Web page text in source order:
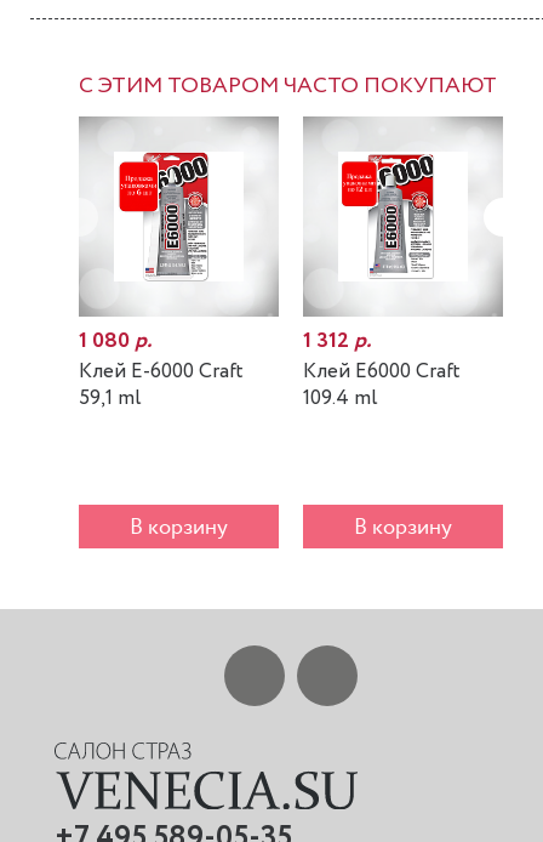
С ЭТИМ ТОВАРОМ ЧАСТО ПОКУПАЮТ
1 080р.
Клей E-6000 Craft
59,1 ml
В корзину
1 312р.
Клей E6000 Craft
109.4 ml
В корзину